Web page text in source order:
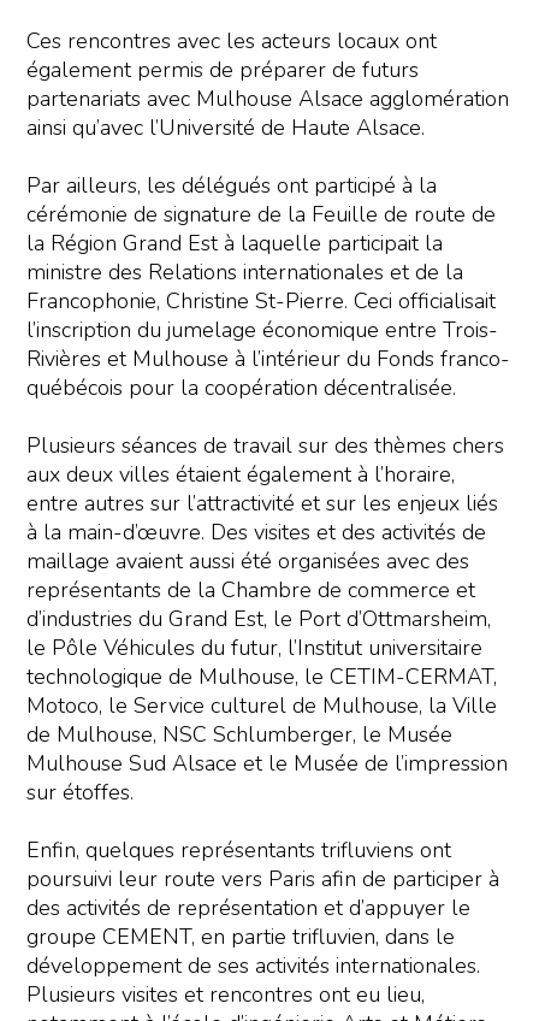
Ces rencontres avec les acteurs locaux ont
également permis de préparer de futurs
partenariats avec Mulhouse Alsace agglomération
ainsi qu’avec l’Université de Haute Alsace.
Par ailleurs, les délégués ont participé à la
cérémonie de signature de la Feuille de route de
la Région Grand Est à laquelle participait la
ministre des Relations internationales et de la
Francophonie, Christine St-Pierre. Ceci officialisait
l’inscription du jumelage économique entre Trois-
Rivières et Mulhouse à l’intérieur du Fonds franco-
québécois pour la coopération décentralisée.
Plusieurs séances de travail sur des thèmes chers
aux deux villes étaient également à l’horaire,
entre autres sur l’attractivité et sur les enjeux liés
à la main-d’œuvre. Des visites et des activités de
maillage avaient aussi été organisées avec des
représentants de la Chambre de commerce et
d’industries du Grand Est, le Port d’Ottmarsheim,
le Pôle Véhicules du futur, l’Institut universitaire
technologique de Mulhouse, le CETIM-CERMAT,
Motoco, le Service culturel de Mulhouse, la Ville
de Mulhouse, NSC Schlumberger, le Musée
Mulhouse Sud Alsace et le Musée de l’impression
sur étoffes.
Enfin, quelques représentants trifluviens ont
poursuivi leur route vers Paris afin de participer à
des activités de représentation et d’appuyer le
groupe CEMENT, en partie trifluvien, dans le
développement de ses activités internationales.
Plusieurs visites et rencontres ont eu lieu,